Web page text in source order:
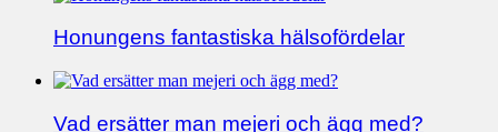
Honungens fantastiska hälsofördelar
Vad ersätter man mejeri och ägg med?